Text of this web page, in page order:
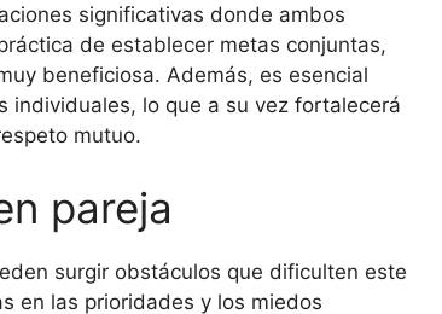
significativas donde ambos
de establecer metas conjuntas,
beneficiosa. Además, es esencial
individuales, lo que a su vez fortalecerá
mutuo.
pareja
surgir obstáculos que dificulten este
en las prioridades y los miedos